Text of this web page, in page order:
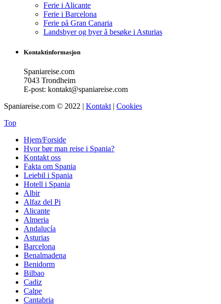
Ferie i Alicante
Ferie i Barcelona
Ferie på Gran Canaria
Landsbyer og byer å besøke i Asturias
Kontaktinformasjon
Spaniareise.com
7043 Trondheim
E-post: kontakt@spaniareise.com
Spaniareise.com © 2022 | Kontakt | Cookies
Top
Hjem/Forside
Hvor bør man reise i Spania?
Kontakt oss
Fakta om Spania
Leiebil i Spania
Hotell i Spania
Albir
Alfaz del Pi
Alicante
Almeria
Andalucía
Asturias
Barcelona
Benalmadena
Benidorm
Bilbao
Cadiz
Calpe
Cantabria